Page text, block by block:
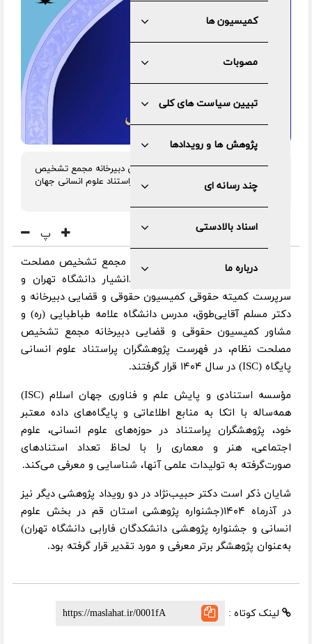
کمیسیون ها
مصوبات
تبیین سیاست های کلی
پژوهش ها و رویدادها
چند رسانه ای
اسناد بالادستی
درباره ما
دو حقوقدان کمیسیون حقوقی و قضایی دبیرخانه مجمع تشخیص
مصلحت نظام در فهرست پژوهشگران پراستناد علوم انسانی جهان
اسلام(ISC) قرار گرفتند.
پ
به گزارش مرکز رسانه و روابط عمومی مجمع تشخیص مصلحت
نظام، دکتر سید احمد حبیب‌نژاد، دانشیار دانشگاه تهران و
سرپرست کمیته حقوقی کمیسیون حقوقی و قضایی دبیرخانه و
دکتر مسلم آقایی‌طوق، مدرس دانشگاه علامه طباطبایی (ره) و
مشاور کمیسیون حقوقی و قضایی دبیرخانه مجمع تشخیص
مصلحت نظام، در فهرست پژوهشگران پراستناد علوم انسانی
پایگاه (ISC) در سال ۱۴۰۴ قرار گرفتند.
مؤسسه استنادی و پایش علم و فناوری جهان اسلام (ISC)
همه‌ساله با اتکا به منابع اطلاعاتی و پایگاه‌های داده معتبر
خود، پژوهشگران پراستناد در حوزه‌های علوم انسانی، علوم
اجتماعی، هنر و معماری را با لحاظ تعداد استنادهای
صورت‌گرفته به تولیدات علمی آنها، شناسایی و معرفی می‌کند.
شایان ذکر است دکتر حبیب‌نژاد در دو رویداد پژوهشی دیگر نیز
در آذرماه ۱۴۰۴(جشنواره پژوهشی استان قم در بخش علوم
انسانی و جشنواره پژوهشی دانشکدگان فارابی دانشگاه تهران)
به‌عنوان پژوهشگر برتر معرفی و مورد تقدیر قرار گرفته بود.
لینک کوتاه :